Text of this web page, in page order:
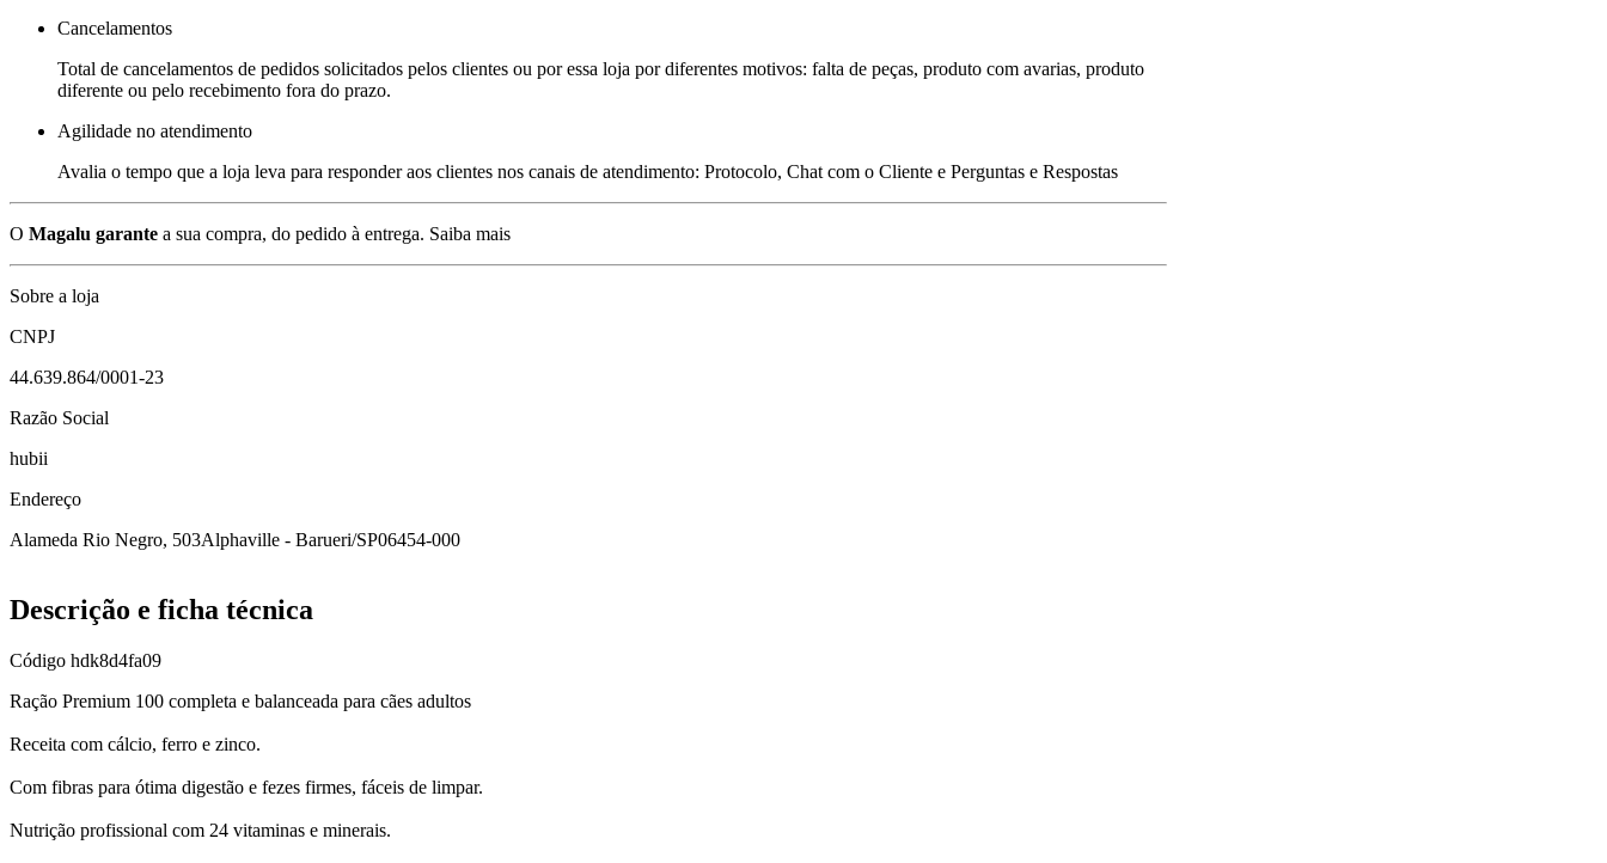
Cancelamentos
Total de cancelamentos de pedidos solicitados pelos clientes ou por essa loja por diferentes motivos: falta de peças, produto com avarias, produto
diferente ou pelo recebimento fora do prazo.
Agilidade no atendimento
Avalia o tempo que a loja leva para responder aos clientes nos canais de atendimento: Protocolo, Chat com o Cliente e Perguntas e Respostas
O Magalu garante a sua compra, do pedido à entrega. Saiba mais
Sobre a loja
CNPJ
44.639.864/0001-23
Razão Social
hubii
Endereço
Alameda Rio Negro, 503Alphaville - Barueri/SP06454-000
Descrição e ficha técnica
Código hdk8d4fa09
Ração Premium 100 completa e balanceada para cães adultos
Receita com cálcio, ferro e zinco.
Com fibras para ótima digestão e fezes firmes, fáceis de limpar.
Nutrição profissional com 24 vitaminas e minerais.